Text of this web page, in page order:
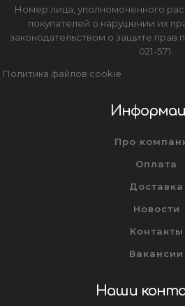
Номер лица, уполномоченного
покупателей о нарушении их
законодательством о защите прав
021-571.
Политика файлов cookie
Про
Оплата
Доставка
Новости
Контакты
Вакансии
Наши